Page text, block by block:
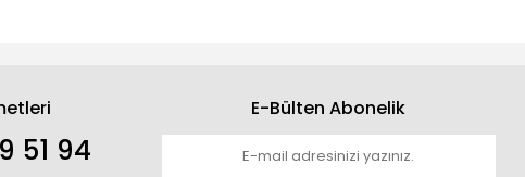
51 94
E-Bülten Abonelik